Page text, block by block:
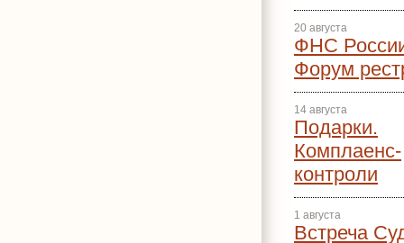
20 августа
ФНС
Форум
14 августа
Подарки.
Комплаенс-
контроли
1 августа
Встреча